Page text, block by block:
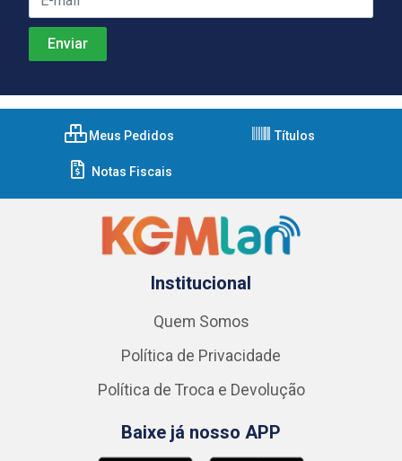
Meus Pedidos Títulos
Notas Fiscais
Institucional
Quem Somos
Política de Privacidade
Política de Troca e Devolução
Baixe já nosso APP